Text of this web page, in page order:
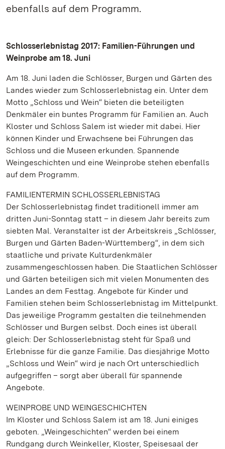
ebenfalls auf dem Programm.
Schlosserlebnistag 2017: Familien-Führungen und
Weinprobe am 18. Juni
Am 18. Juni laden die Schlösser, Burgen und Gärten des
Landes wieder zum Schlosserlebnistag ein. Unter dem
Motto „Schloss und Wein“ bieten die beteiligten
Denkmäler ein buntes Programm für Familien an. Auch
Kloster und Schloss Salem ist wieder mit dabei. Hier
können Kinder und Erwachsene bei Führungen das
Schloss und die Museen erkunden. Spannende
Weingeschichten und eine Weinprobe stehen ebenfalls
auf dem Programm.
FAMILIENTERMIN SCHLOSSERLEBNISTAG
Der Schlosserlebnistag findet traditionell immer am
dritten Juni-Sonntag statt – in diesem Jahr bereits zum
siebten Mal. Veranstalter ist der Arbeitskreis „Schlösser,
Burgen und Gärten Baden-Württemberg“, in dem sich
staatliche und private Kulturdenkmäler
zusammengeschlossen haben. Die Staatlichen Schlösser
und Gärten beteiligen sich mit vielen Monumenten des
Landes an dem Festtag. Angebote für Kinder und
Familien stehen beim Schlosserlebnistag im Mittelpunkt.
Das jeweilige Programm gestalten die teilnehmenden
Schlösser und Burgen selbst. Doch eines ist überall
gleich: Der Schlosserlebnistag steht für Spaß und
Erlebnisse für die ganze Familie. Das diesjährige Motto
„Schloss und Wein“ wird je nach Ort unterschiedlich
aufgegriffen – sorgt aber überall für spannende
Angebote.
WEINPROBE UND WEINGESCHICHTEN
Im Kloster und Schloss Salem ist am 18. Juni einiges
geboten. „Weingeschichten“ werden bei einem
Rundgang durch Weinkeller, Kloster, Speisesaal der